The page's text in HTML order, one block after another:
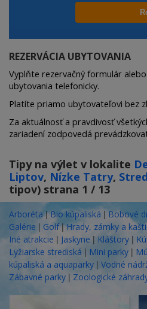
REZERVÁCIA UBYTOVANIA
Vyplňte rezervačný formulár
ubytovania telefonicky.
Platíte priamo ubytovateľovi bez
Za aktuálnosť a pravdivosť
zariadení zodpovedá
Tipy na výlet v lokalite
Liptov, Nízke Tatry,
tipov) strana 1 / 13
Arboréta|Bio kúpaliská |Bobové
Galérie | Golf|Hrady, zámky a
Iné atrakcie | Jaskyne | Kláštory |
Lyžiarske strediská | Mini parky |
kúpaliská a aquaparky | Vodné
Zábavné parky | Zoologické